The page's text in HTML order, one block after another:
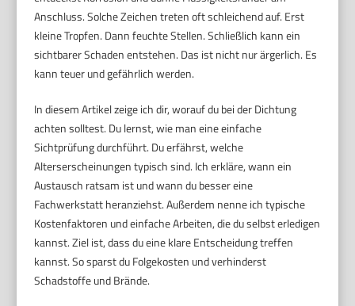
Anschluss. Solche Zeichen treten oft schleichend auf. Erst
kleine Tropfen. Dann feuchte Stellen. Schließlich kann ein
sichtbarer Schaden entstehen. Das ist nicht nur ärgerlich. Es
kann teuer und gefährlich werden.
In diesem Artikel zeige ich dir, worauf du bei der Dichtung
achten solltest. Du lernst, wie man eine einfache
Sichtprüfung durchführt. Du erfährst, welche
Alterserscheinungen typisch sind. Ich erkläre, wann ein
Austausch ratsam ist und wann du besser eine
Fachwerkstatt heranziehst. Außerdem nenne ich typische
Kostenfaktoren und einfache Arbeiten, die du selbst erledigen
kannst. Ziel ist, dass du eine klare Entscheidung treffen
kannst. So sparst du Folgekosten und verhinderst
Schadstoffe und Brände.